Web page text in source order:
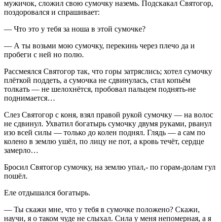
мужичок, сложил свою сумочку наземь. Подскакал Святогор,
поздоровался и спрашивает:
— Что это у тебя за ноша в этой сумочке?
— А ты возьми мою сумочку, перекинь через плечо да и
пробеги с ней но полю.
Рассмеялся Святогор так, что горы затряслись; хотел сумочку
плёткой поддеть, а сумочка не сдвинулась, стал копьём
толкать — не шелохнётся, пробовал пальцем поднять-не
поднимается…
Слез Святогор с коня, взял правой рукой сумочку — на волос
не сдвинул. Ухватил богатырь сумочку двумя руками, рванул
изо всей силы — только до колен поднял. Глядь — а сам по
колено в землю ушёл, по лицу не пот, а кровь течёт, сердце
замерло…
Бросил Святогор сумочку, на землю упал,- по горам-долам гул
пошёл.
Еле отдышался богатырь.
— Ты скажи мне, что у тебя в сумочке положено? Скажи,
научи, я о таком чуде не слыхал. Сила у меня непомерная, а я